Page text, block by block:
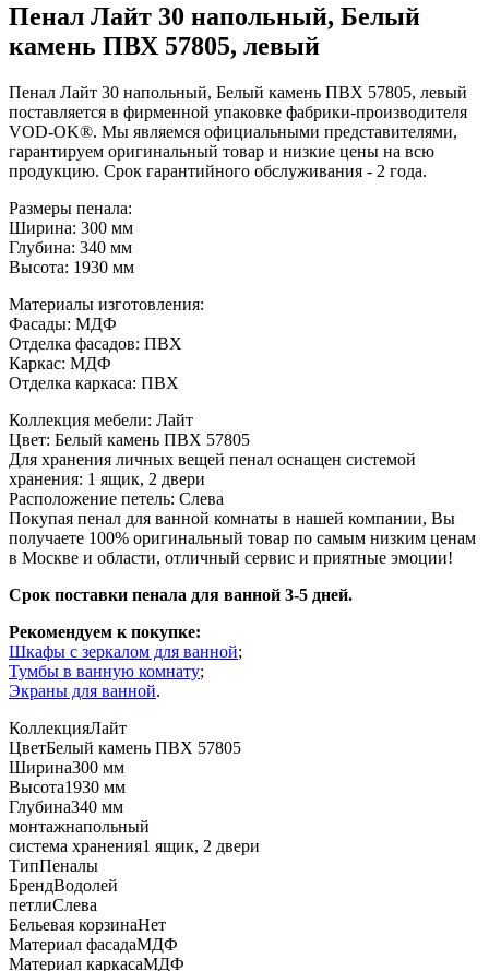
Пенал Лайт 30 напольный, Белый
камень ПВХ 57805, левый
Пенал Лайт 30 напольный, Белый камень ПВХ 57805, левый
поставляется в фирменной упаковке фабрики-производителя
VOD-OK®. Мы являемся официальными представителями,
гарантируем оригинальный товар и низкие цены на всю
продукцию. Срок гарантийного обслуживания - 2 года.
Размеры пенала:
Ширина: 300 мм
Глубина: 340 мм
Высота: 1930 мм
Материалы изготовления:
Фасады: МДФ
Отделка фасадов: ПВХ
Каркас: МДФ
Отделка каркаса: ПВХ
Коллекция мебели: Лайт
Цвет: Белый камень ПВХ 57805
Для хранения личных вещей пенал оснащен системой
хранения: 1 ящик, 2 двери
Расположение петель: Слева
Покупая пенал для ванной комнаты в нашей компании, Вы
получаете 100% оригинальный товар по самым низким ценам
в Москве и области, отличный сервис и приятные эмоции!
Срок поставки пенала для ванной 3-5 дней.
Рекомендуем к покупке:
Шкафы с зеркалом для ванной;
Тумбы в ванную комнату;
Экраны для ванной.
КоллекцияЛайт
ЦветБелый камень ПВХ 57805
Ширина300 мм
Высота1930 мм
Глубина340 мм
монтажнапольный
система хранения1 ящик, 2 двери
ТипПеналы
БрендВодолей
петлиСлева
Бельевая корзинаНет
Материал фасадаМДФ
Материал каркасаМДФ